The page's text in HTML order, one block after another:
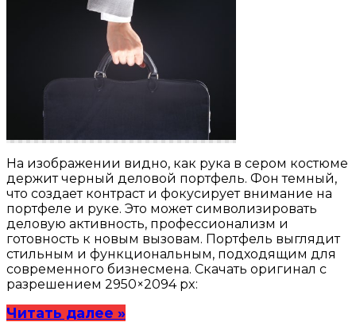
На изображении видно, как рука в сером костюме
держит черный деловой портфель. Фон темный,
что создает контраст и фокусирует внимание на
портфеле и руке. Это может символизировать
деловую активность, профессионализм и
готовность к новым вызовам. Портфель выглядит
стильным и функциональным, подходящим для
современного бизнесмена. Скачать оригинал с
разрешением 2950×2094 px:
Читать далее »